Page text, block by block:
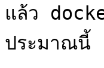
แล้ว
ประมาณนี้